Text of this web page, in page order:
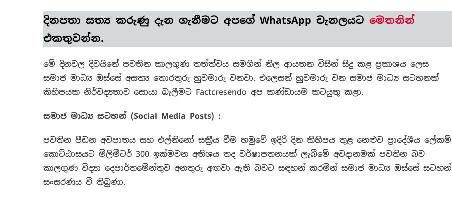
වර්ෂාපතනයක්
ලැබීමේ
පවතින
බවට
අසත්‍ය
සටහන්!
දිනපතා සත්‍ය කරුණු දැන ගැනීමට අපගේ WhatsApp චැනලයට මෙතනින්
එකතුවන්න.
මේ දිනවල දිවයිනේ පවතින කාලගුණ තත්ත්වය සමගින් නිල ආයතන විසින් සිදු කළ ප්‍රකාශය ලෙස
සමාජ මාධ්‍ය ඔස්සේ අසත්‍ය තොරතුරු හුවමාරු වනවා. එලෙසන් හුවමාරු වන සමාජ මාධ්‍ය සටහනක්
කිහිපයක නිර්වද්‍යතාව සොයා බැලීමට Factcresendo අප කණ්ඩායම කටයුතු කළා.
සමාජ මාධ්‍ය සටහන් (Social Media Posts) :
පවතින පීඩන අවපාතය සහ එල්නිනෝ සක්‍රීය වීම හමුවේ ඉදිරි දින කිහිපය තුළ නෙළුව ප්‍රාදේශීය ලේකම්
කොට්ඨාසයට මිලිමීටර් 300 ඉක්මවන අතිශය තද වර්ෂාපතනයක් ලැබීමේ අවදානමක් පවතින බව
කාලගුණ විද්‍යා දෙපාර්තමේන්තුව අනතුරු අඟවා ඇති බවට සඳහන් කරමින් සමාජ මාධ්‍ය ඔස්සේ සටහන්
සංසරණය වී තිබුණා.